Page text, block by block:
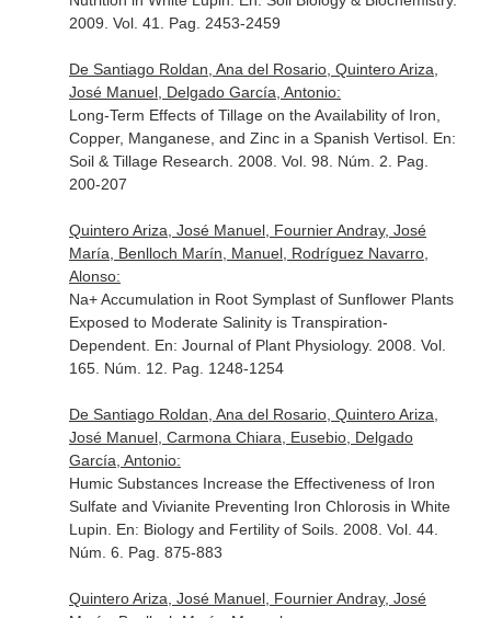
2009. Vol. 41. Pag. 2453-2459
De Santiago Roldan, Ana del Rosario, Quintero Ariza,
José Manuel, Delgado García, Antonio:
Long-Term Effects of Tillage on the Availability of Iron,
Copper, Manganese, and Zinc in a Spanish Vertisol. En:
Soil & Tillage Research . 2008. Vol. 98. Núm. 2. Pag.
200-207
Quintero Ariza, José Manuel, Fournier Andray, José
María, Benlloch Marín, Manuel, Rodríguez Navarro,
Alonso:
Na+ Accumulation in Root Symplast of Sunflower Plants
Exposed to Moderate Salinity is Transpiration-
Dependent. En: Journal of Plant Physiology. 2008. Vol.
165. Núm. 12. Pag. 1248-1254
De Santiago Roldan, Ana del Rosario, Quintero Ariza,
José Manuel, Carmona Chiara, Eusebio, Delgado
García, Antonio:
Humic Substances Increase the Effectiveness of Iron
Sulfate and Vivianite Preventing Iron Chlorosis in White
Lupin. En: Biology and Fertility of Soils. 2008. Vol. 44.
Núm. 6. Pag. 875-883
Quintero Ariza, José Manuel, Fournier Andray, José